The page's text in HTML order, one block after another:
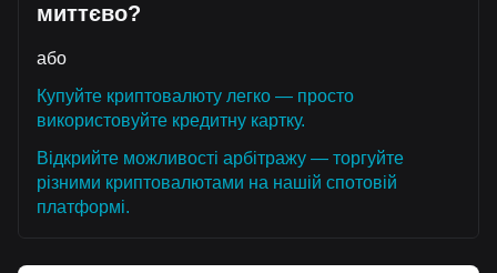
миттєво?
або
Купуйте криптовалюту легко — просто
використовуйте кредитну картку.
Відкрийте можливості арбітражу — торгуйте
різними криптовалютами на нашій спотовій
платформі.